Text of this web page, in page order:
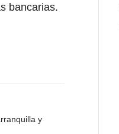
bancarias.
y